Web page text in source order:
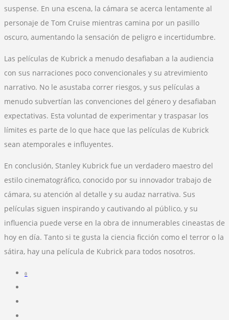
suspense. En una escena, la cámara se acerca lentamente al
personaje de Tom Cruise mientras camina por un pasillo
oscuro, aumentando la sensación de peligro e incertidumbre.
Las películas de Kubrick a menudo desafiaban a la audiencia
con sus narraciones poco convencionales y su atrevimiento
narrativo. No le asustaba correr riesgos, y sus películas a
menudo subvertían las convenciones del género y desafiaban
expectativas. Esta voluntad de experimentar y traspasar los
límites es parte de lo que hace que las películas de Kubrick
sean atemporales e influyentes.
En conclusión, Stanley Kubrick fue un verdadero maestro del
estilo cinematográfico, conocido por su innovador trabajo de
cámara, su atención al detalle y su audaz narrativa. Sus
películas siguen inspirando y cautivando al público, y su
influencia puede verse en la obra de innumerables cineastas de
hoy en día. Tanto si te gusta la ciencia ficción como el terror o la
sátira, hay una película de Kubrick para todos nosotros.
0